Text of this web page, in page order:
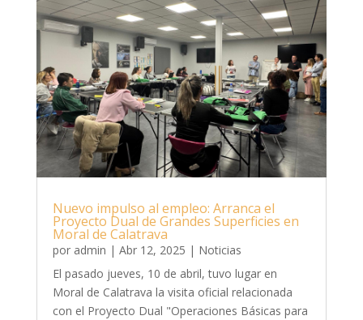
Nuevo impulso al empleo: Arranca el
Proyecto Dual de Grandes Superficies en
Moral de Calatrava
por admin | Abr 12, 2025 | Noticias
El pasado jueves, 10 de abril, tuvo lugar en
Moral de Calatrava la visita oficial relacionada
con el Proyecto Dual "Operaciones Básicas para